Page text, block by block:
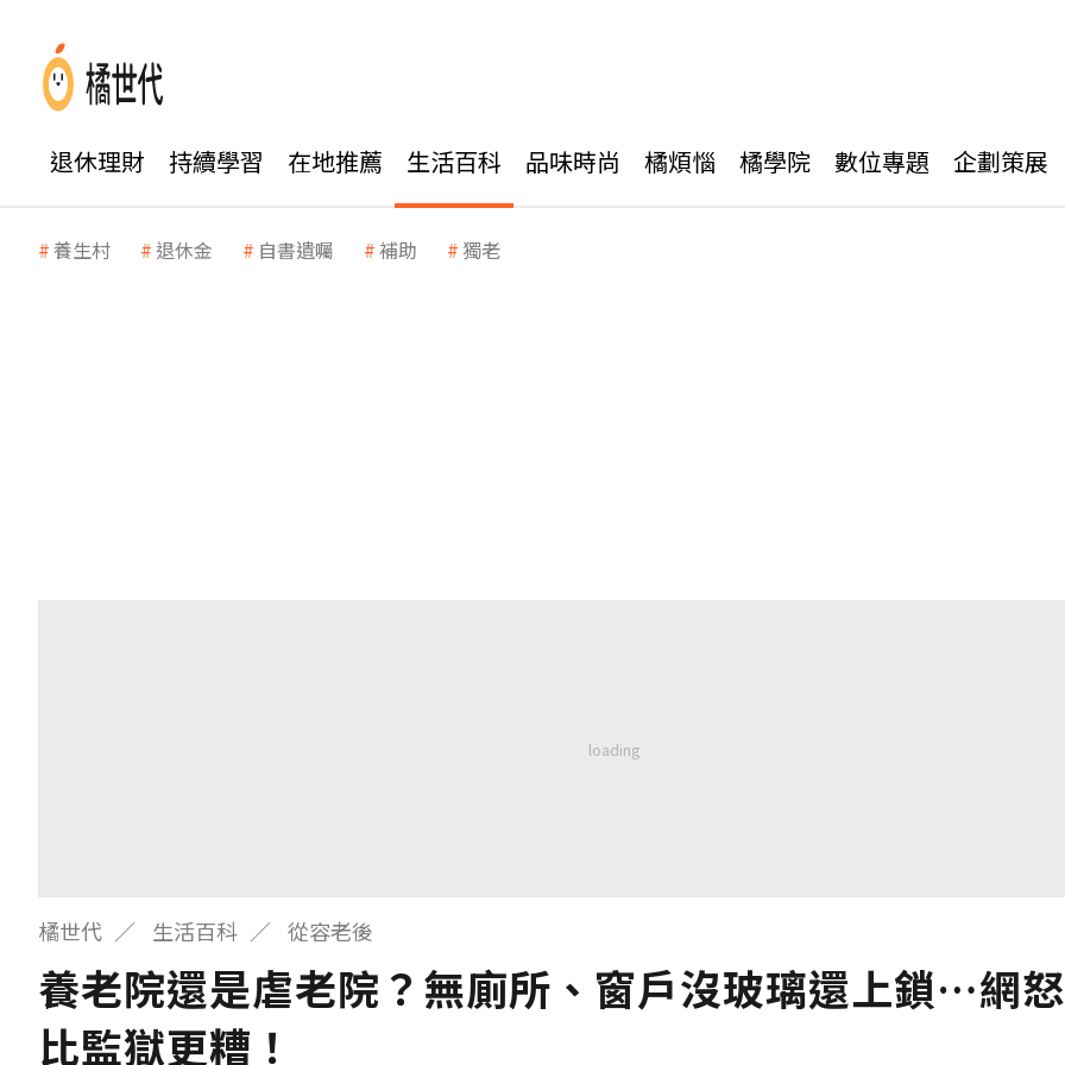
退休理財 持續學習 在地推薦 生活百科 品味時尚 橘煩惱 橘學院 數位專題 企劃策展
養生村 退休金 自書遺囑 補助 獨老
橘世代 生活百科 從容老後
養老院還是虐老院？無廁所、窗戶沒玻璃還上鎖…網
比監獄更糟！